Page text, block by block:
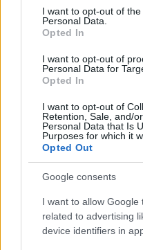
consent section.
I want to opt-out of
Personal Data.
Opted In
I want to opt-out of
Personal Data for
Opted In
I want to opt-out of
Retention, Sale, and/
Personal Data that Is
Purposes for which it
Opted Out
Google consents
I want to allow Google
related to advertising
device identifiers in
BEST OF